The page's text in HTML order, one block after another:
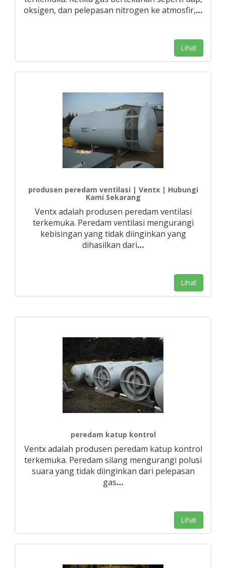
oksigen, dan pelepasan nitrogen ke atmosfir,…
Lihat
produsen peredam ventilasi | Ventx | Hubungi
Kami Sekarang
Ventx adalah produsen peredam ventilasi
terkemuka. Peredam ventilasi mengurangi
kebisingan yang tidak diinginkan yang
dihasilkan dari…
Lihat
peredam katup kontrol
Ventx adalah produsen peredam katup kontrol
terkemuka. Peredam silang mengurangi polusi
suara yang tidak diinginkan dari pelepasan
gas…
Lihat